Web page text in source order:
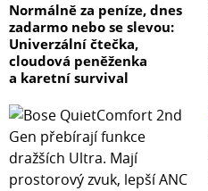
Normálně za peníze, dnes
zadarmo nebo se slevou:
Univerzální čtečka,
cloudová peněženka
a karetní survival